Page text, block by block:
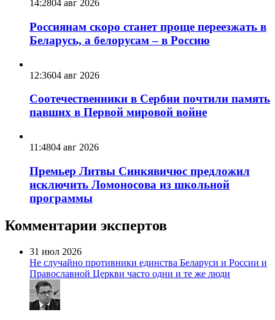
14:2804 авг 2026
Россиянам скоро станет проще переезжать в
Беларусь, а белорусам – в Россию
12:3604 авг 2026
Соотечественники в Сербии почтили память
павших в Первой мировой войне
11:4804 авг 2026
Премьер Литвы Синкявичюс предложил
исключить Ломоносова из школьной
программы
Комментарии экспертов
31 июл 2026
Не случайно противники единства Беларуси и России и
Православной Церкви часто одни и те же люди